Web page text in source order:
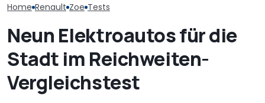
Home Renault Zoe Tests
Neun Elektroautos für die
Stadt im Reichweiten-
Vergleichstest